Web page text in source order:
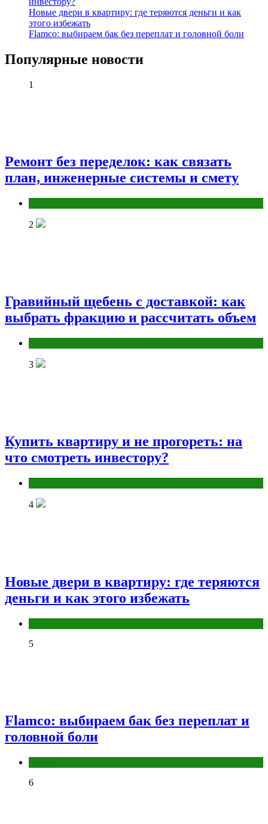
Новые двери в квартиру: где теряются деньги и как
этого избежать
Flamco: выбираем бак без переплат и головной боли
Популярные новости
1
Ремонт без переделок: как связать
план, инженерные системы и смету
2
Гравийный щебень с доставкой: как
выбрать фракцию и рассчитать объем
3
Купить квартиру и не прогореть: на
что смотреть инвестору?
4
Новые двери в квартиру: где теряются
деньги и как этого избежать
5
Flamco: выбираем бак без переплат и
головной боли
6